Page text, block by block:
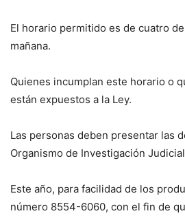
El horario permitido es de cuatro
mañana.
Quienes incumplan este horario o
están expuestos a la Ley.
Las personas deben presentar las
Organismo de Investigación
Este año, para facilidad de los
número 8554-6060, con el fin de